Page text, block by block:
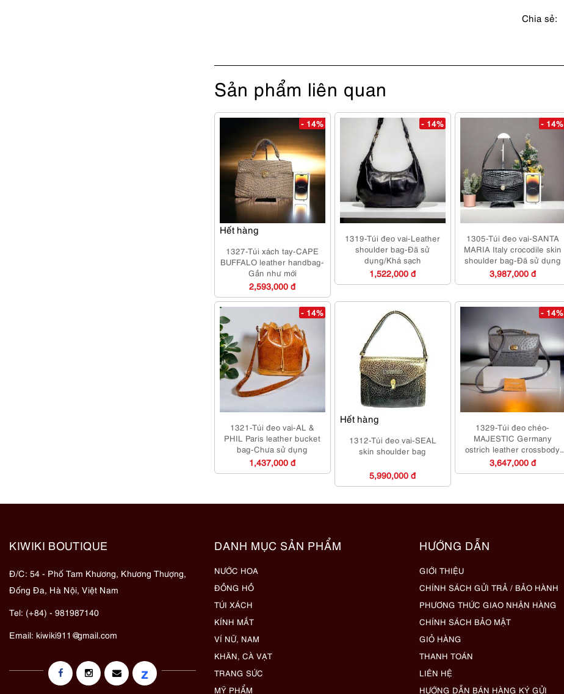
Chia sẻ:
Sản phẩm liên quan
Hết hàng
- 14%
1327-Túi xách tay-CAPE
BUFFALO leather handbag-
Gần như mới
2,593,000 đ
- 14%
1319-Túi đeo vai-Leather
shoulder bag-Đã sử
dụng/Khá sạch
1,522,000 đ
- 14%
1305-Túi đeo vai-SANTA
MARIA Italy crocodile skin
shoulder bag-Đã sử dụng
3,987,000 đ
- 14%
1321-Túi đeo vai-AL &
PHIL Paris leather bucket
bag-Chưa sử dụng
1,437,000 đ
Hết hàng
1312-Túi đeo vai-SEAL
skin shoulder bag
5,990,000 đ
- 14%
1329-Túi đeo chéo-
MAJESTIC Germany
ostrich leather crossbody
bag-Đã sử dụng
3,647,000 đ
KIWIKI BOUTIQUE
Đ/C: 54 - Phố Tam Khương, Khương Thượng,
Đống Đa, Hà Nội, Việt Nam
Tel: (+84) - 981987140
Email: kiwiki911@gmail.com
z
DANH MỤC SẢN PHẨM
NƯỚC HOA
ĐỒNG HỒ
TÚI XÁCH
KÍNH MẮT
VÍ NỮ, NAM
KHĂN, CÀ VẠT
TRANG SỨC
MỸ PHẨM
HƯỚNG DẪN
GIỚI THIỆU
CHÍNH SÁCH GỬI TRẢ / BẢO HÀNH
PHƯƠNG THỨC GIAO NHẬN HÀNG
CHÍNH SÁCH BẢO MẬT
GIỎ HÀNG
THANH TOÁN
LIÊN HỆ
HƯỚNG DẪN BÁN HÀNG KÝ GỬI